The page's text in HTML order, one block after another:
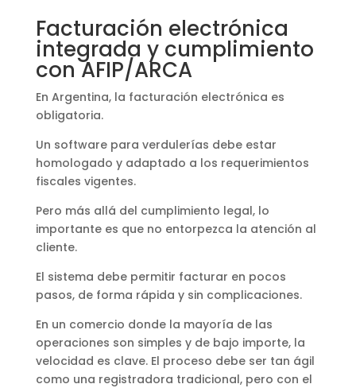
Facturación electrónica
integrada y cumplimiento
con AFIP/ARCA
En Argentina, la facturación electrónica es
obligatoria.
Un software para verdulerías debe estar
homologado y adaptado a los requerimientos
fiscales vigentes.
Pero más allá del cumplimiento legal, lo
importante es que no entorpezca la atención al
cliente.
El sistema debe permitir facturar en pocos
pasos, de forma rápida y sin complicaciones.
En un comercio donde la mayoría de las
operaciones son simples y de bajo importe, la
velocidad es clave. El proceso debe ser tan ágil
como una registradora tradicional, pero con el